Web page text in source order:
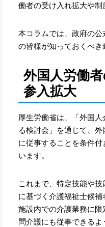
働者の受け入れ拡大や制
本コラムでは、政府の
の皆様が知っておくべき
外国人労働
参入拡大
厚生労働省は、「外国
る検討会」を通じて、
に従事することを条件
います。
これまで、特定技能や技
に基づく介護福祉士候補
施設内での介護業務に
問介護にも従事できるよ